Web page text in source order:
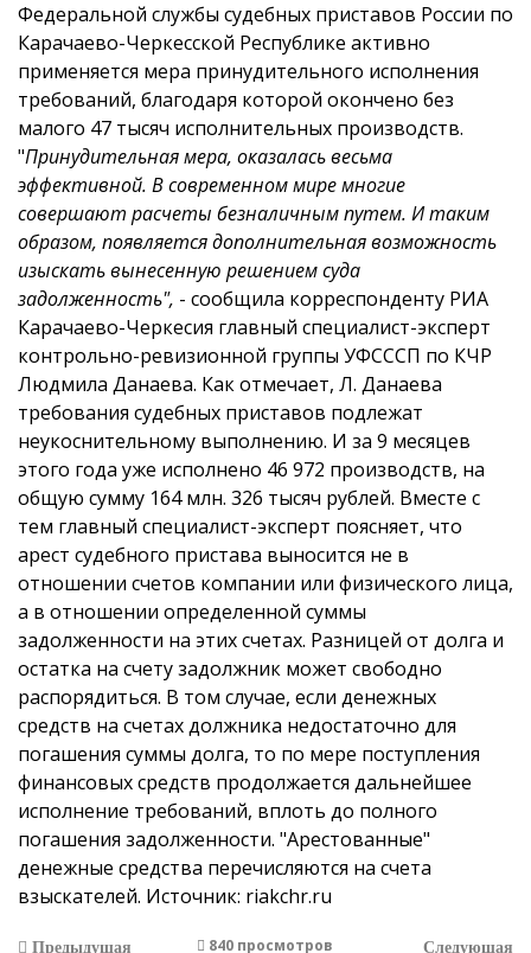
Федеральной службы судебных приставов России по
Карачаево-Черкесской Республике активно
применяется мера принудительного исполнения
требований, благодаря которой окончено без
малого 47 тысяч исполнительных производств.
"Принудительная мера, оказалась весьма
эффективной. В современном мире многие
совершают расчеты безналичным путем. И таким
образом, появляется дополнительная возможность
изыскать вынесенную решением суда
задолженность", - сообщила корреспонденту РИА
Карачаево-Черкесия главный специалист-эксперт
контрольно-ревизионной группы УФСССП по КЧР
Людмила Данаева. Как отмечает, Л. Данаева
требования судебных приставов подлежат
неукоснительному выполнению. И за 9 месяцев
этого года уже исполнено 46 972 производств, на
общую сумму 164 млн. 326 тысяч рублей. Вместе с
тем главный специалист-эксперт поясняет, что
арест судебного пристава выносится не в
отношении счетов компании или физического лица,
а в отношении определенной суммы
задолженности на этих счетах. Разницей от долга и
остатка на счету задолжник может свободно
распорядиться. В том случае, если денежных
средств на счетах должника недостаточно для
погашения суммы долга, то по мере поступления
финансовых средств продолжается дальнейшее
исполнение требований, вплоть до полного
погашения задолженности. "Арестованные"
денежные средства перечисляются на счета
взыскателей. Источник: riakchr.ru
Предыдущая
840 просмотров
Следующая